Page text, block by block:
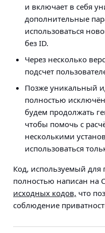
и включает в себя
дополнительные
использоваться
без ID.
Через несколько
подсчет
Позже уникальный
полностью
будем продолжать
чтобы помочь с
несколькими
использоваться
Код, используемый для
полностью написан на
исходных кодов, что
соблюдение